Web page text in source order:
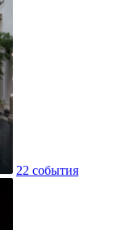
22 события